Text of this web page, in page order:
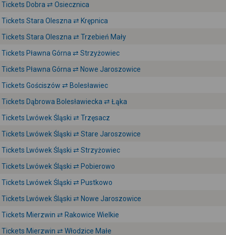
Tickets Dobra ⇄ Osiecznica
Tickets Stara Oleszna ⇄ Krępnica
Tickets Stara Oleszna ⇄ Trzebień Mały
Tickets Pławna Górna ⇄ Strzyżowiec
Tickets Pławna Górna ⇄ Nowe Jaroszowice
Tickets Gościszów ⇄ Bolesławiec
Tickets Dąbrowa Bolesławiecka ⇄ Łąka
Tickets Lwówek Śląski ⇄ Trzęsacz
Tickets Lwówek Śląski ⇄ Stare Jaroszowice
Tickets Lwówek Śląski ⇄ Strzyżowiec
Tickets Lwówek Śląski ⇄ Pobierowo
Tickets Lwówek Śląski ⇄ Pustkowo
Tickets Lwówek Śląski ⇄ Nowe Jaroszowice
Tickets Mierzwin ⇄ Rakowice Wielkie
Tickets Mierzwin ⇄ Włodzice Małe